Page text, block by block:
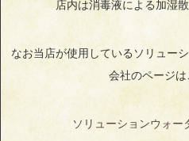
店内は消毒液による加湿
なお当店が使用しているソリュー
会社のページは
ソリューションウォー